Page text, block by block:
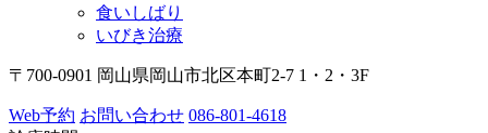
食いしばり
いびき治療
〒700-0901 岡山県岡山市北区本町2-7 1・2・3F
Web予約 お問い合わせ 086-801-4618